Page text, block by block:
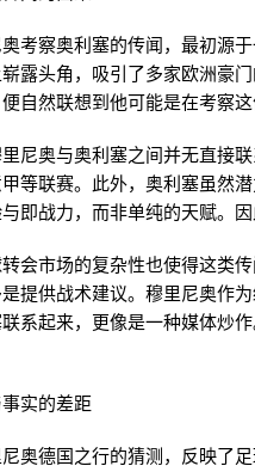
考察奥利塞的传闻，最初源
露头角，吸引了多家欧洲豪
自然联想到他可能是在考察
尼奥与奥利塞之间并无直接
等联赛。此外，奥利塞虽然
即战力，而非单纯的天赋。
会市场的复杂性也使得这类
提供战术建议。穆里尼奥作
系起来，更像是一种媒体炒
实的差距
奥德国之行的猜测，反映了